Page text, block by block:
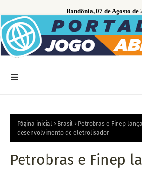
Rondônia, 07 de Agosto de
Página inicial Brasil
Petrobras e Finep
desenvolvimento de eletrolisador
Petrobras e Finep